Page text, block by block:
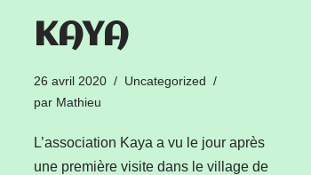
KAYA
26 avril 2020
Uncategorized
par Mathieu
L’association Kaya a vu le jour après
une première visite dans le village de